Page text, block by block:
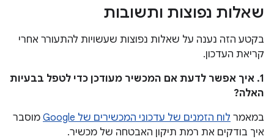
שאלות נפוצות ותשובות
בקטע הזה נענה על שאלות נפוצות שעשויות להתעורר אחרי
קריאת העדכון.
1. איך אפשר לדעת אם המכשיר מעודכן כדי לטפל בבעיות
האלה?
במאמר לוח הזמנים של עדכוני המכשירים של Google
מוסבר
איך בודקים את רמת תיקון האבטחה של מכשיר.